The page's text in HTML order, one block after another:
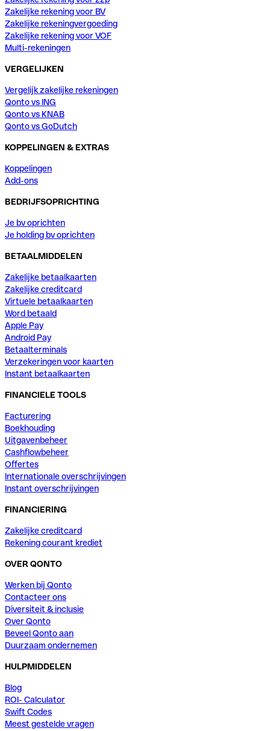
Zakelijke rekening voor BV
Zakelijke rekeningvergoeding
Zakelijke rekening voor VOF
Multi-rekeningen
VERGELIJKEN
Vergelijk zakelijke rekeningen
Qonto vs ING
Qonto vs KNAB
Qonto vs GoDutch
KOPPELINGEN & EXTRAS
Koppelingen
Add-ons
BEDRIJFSOPRICHTING
Je bv oprichten
Je holding bv oprichten
BETAALMIDDELEN
Zakelijke betaalkaarten
Zakelijke creditcard
Virtuele betaalkaarten
Word betaald
Apple Pay
Android Pay
Betaalterminals
Verzekeringen voor kaarten
Instant betaalkaarten
FINANCIELE TOOLS
Facturering
Boekhouding
Uitgavenbeheer
Cashflowbeheer
Offertes
Internationale overschrijvingen
Instant overschrijvingen
FINANCIERING
Zakelijke creditcard
Rekening courant krediet
OVER QONTO
Werken bij Qonto
Contacteer ons
Diversiteit & inclusie
Over Qonto
Beveel Qonto aan
Duurzaam ondernemen
HULPMIDDELEN
Blog
ROI- Calculator
Swift Codes
Meest gestelde vragen